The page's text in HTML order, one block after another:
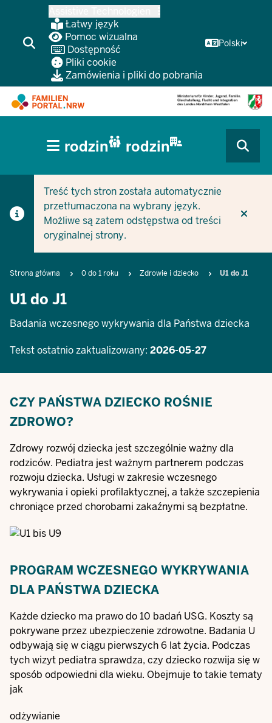
głównej
Łatwy język
Pomoc wizualna
Dostępność
Pliki cookie
Zamówienia i pliki do pobrania
Polski
CURRENT SECTION DLA FIRM/GMIN
CURRENT SECTION DLA RODZIN
HAUPTNAVIGATION
(BÜRGERBEREICH
rodzin rodzin
Treść tych stron została automatycznie
przetłumaczona na wybrany język.
Możliwe są zatem odstępstwa od treści
oryginalnej strony.
Breadcrumb
Strona główna 0 do 1 roku Zdrowie i dziecko U1 do J1
U1 do J1
Badania wczesnego wykrywania dla Państwa dziecka
Tekst ostatnio zaktualizowany: 2026-05-27
CZY PAŃSTWA DZIECKO ROŚNIE
ZDROWO?
Zdrowy rozwój dziecka jest szczególnie ważny dla
rodziców. Pediatra jest ważnym partnerem podczas
rozwoju dziecka. Usługi w zakresie wczesnego
wykrywania i opieki profilaktycznej, a także szczepienia
chroniące przed chorobami zakaźnymi są bezpłatne.
PROGRAM WCZESNEGO WYKRYWANIA
DLA PAŃSTWA DZIECKA
Każde dziecko ma prawo do 10 badań USG. Koszty są
pokrywane przez ubezpieczenie zdrowotne. Badania U
odbywają się w ciągu pierwszych 6 lat życia. Podczas
tych wizyt pediatra sprawdza, czy dziecko rozwija się w
sposób odpowiedni dla wieku. Obejmuje to takie tematy
jak
odżywianie